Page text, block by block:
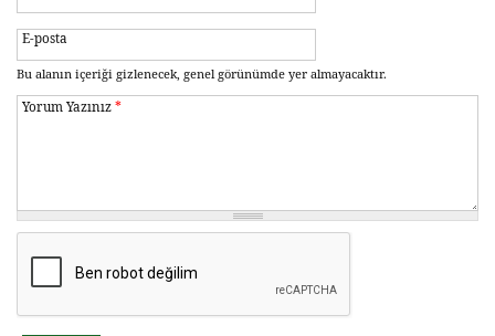
E-posta
Bu alanın içeriği gizlenecek, genel görünümde yer almayacaktır.
Yorum Yazınız*